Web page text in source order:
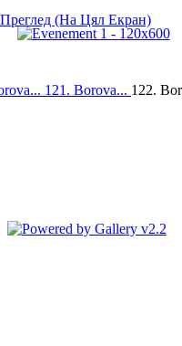
Преглед (На Цял Екран)
121. Borova... 122.